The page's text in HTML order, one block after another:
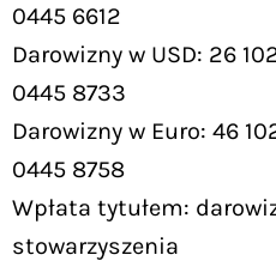
0445 6612
Darowizny w USD: 26
0445 8733
Darowizny w Euro: 46
0445 8758
Wpłata tytułem:
stowarzyszenia